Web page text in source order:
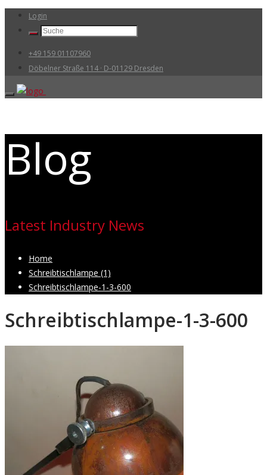
Login
+49 159 01107960
Döbelner Straße 114 · D-01129 Dresden
Blog
Latest Industry News
Home
Schreibtischlampe (1)
Schreibtischlampe-1-3-600
Schreibtischlampe-1-3-600